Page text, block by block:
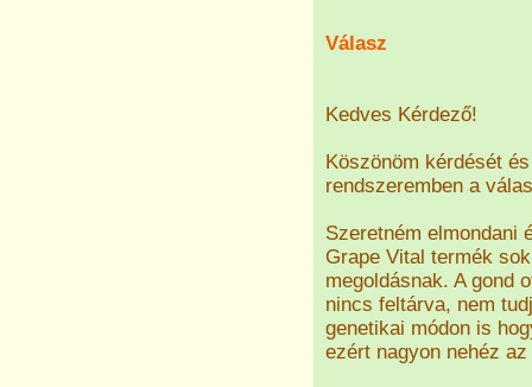
Válasz
Kedves Kérdező!
Köszönöm kérdését
rendszeremben a
Szeretném elmondani
Grape Vital termék
megoldásnak. A gond
nincs feltárva, nem
genetikai módon is
ezért nagyon nehéz